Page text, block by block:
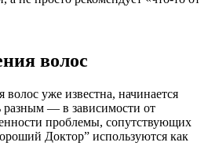
волос
уже известна, начинается
— в зависимости от
проблемы, сопутствующих
Доктор” используются как